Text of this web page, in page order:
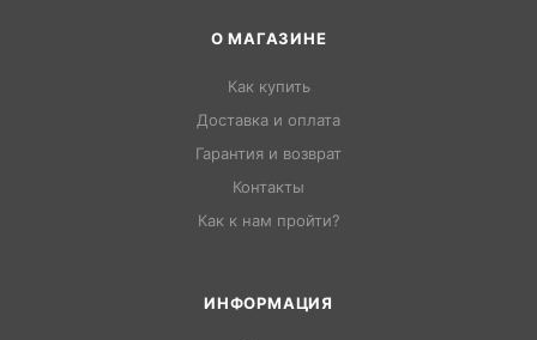
О МАГАЗИНЕ
Как купить
Доставка и оплата
Гарантия и возврат
Контакты
Как к нам пройти?
ИНФОРМАЦИЯ